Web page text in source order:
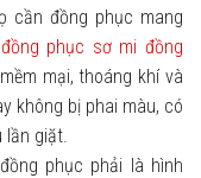
cần đồng phục mang
đồng phục sơ mi đồng
mại, thoáng khí và
không bị phai màu, có
lần giặt.
phục phải là hình